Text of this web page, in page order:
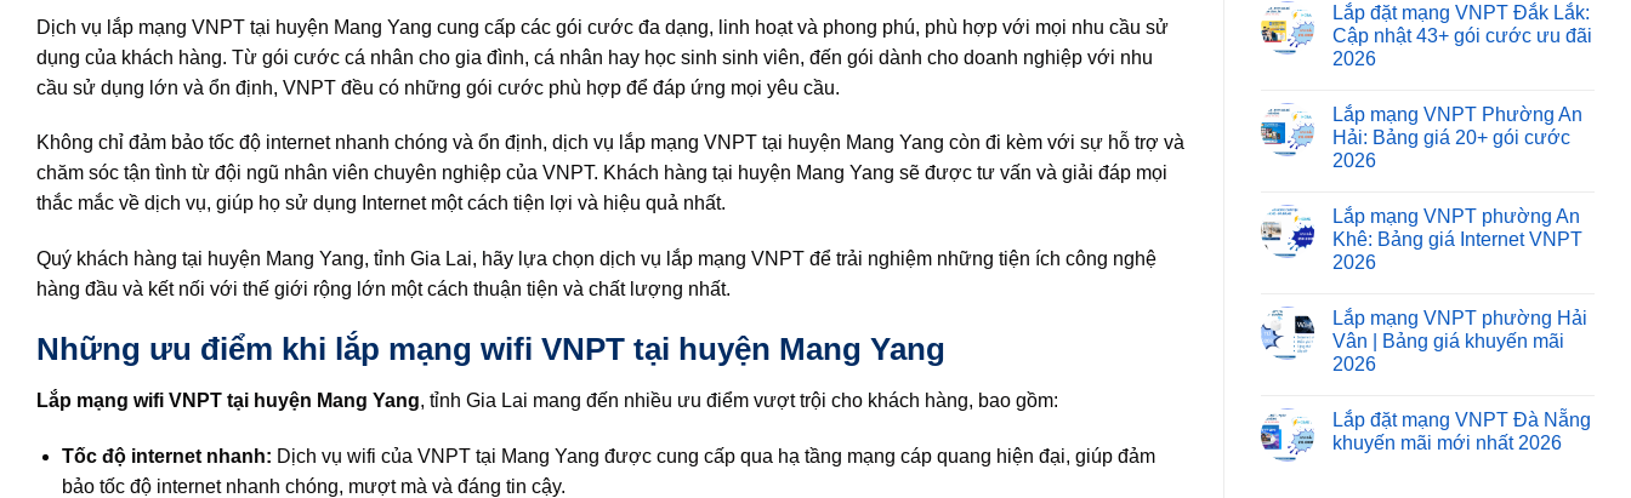
Dịch vụ lắp mạng VNPT tại huyện Mang Yang cung cấp các gói cước đa dạng, linh hoạt và phong phú, phù hợp với mọi nhu cầu sử
dụng của khách hàng. Từ gói cước cá nhân cho gia đình, cá nhân hay học sinh sinh viên, đến gói dành cho doanh nghiệp với nhu
cầu sử dụng lớn và ổn định, VNPT đều có những gói cước phù hợp để đáp ứng mọi yêu cầu.
Không chỉ đảm bảo tốc độ internet nhanh chóng và ổn định, dịch vụ lắp mạng VNPT tại huyện Mang Yang còn đi kèm với sự hỗ trợ và
chăm sóc tận tình từ đội ngũ nhân viên chuyên nghiệp của VNPT. Khách hàng tại huyện Mang Yang sẽ được tư vấn và giải đáp mọi
thắc mắc về dịch vụ, giúp họ sử dụng Internet một cách tiện lợi và hiệu quả nhất.
Quý khách hàng tại huyện Mang Yang, tỉnh Gia Lai, hãy lựa chọn dịch vụ lắp mạng VNPT để trải nghiệm những tiện ích công nghệ
hàng đầu và kết nối với thế giới rộng lớn một cách thuận tiện và chất lượng nhất.
Những ưu điểm khi lắp mạng wifi VNPT tại huyện Mang Yang
Lắp mạng wifi VNPT tại huyện Mang Yang, tỉnh Gia Lai mang đến nhiều ưu điểm vượt trội cho khách hàng, bao gồm:
Tốc độ internet nhanh: Dịch vụ wifi của VNPT tại Mang Yang được cung cấp qua hạ tầng mạng cáp quang hiện đại, giúp đảm
bảo tốc độ internet nhanh chóng, mượt mà và đáng tin cậy.
Lắp đặt mạng VNPT Đắk Lắk:
Cập nhật 43+ gói cước ưu đãi
2026
Lắp mạng VNPT Phường An
Hải: Bảng giá 20+ gói cước
2026
Lắp mạng VNPT phường An
Khê: Bảng giá Internet VNPT
2026
Lắp mạng VNPT phường Hải
Vân | Bảng giá khuyến mãi
2026
Lắp đặt mạng VNPT Đà Nẵng
khuyến mãi mới nhất 2026